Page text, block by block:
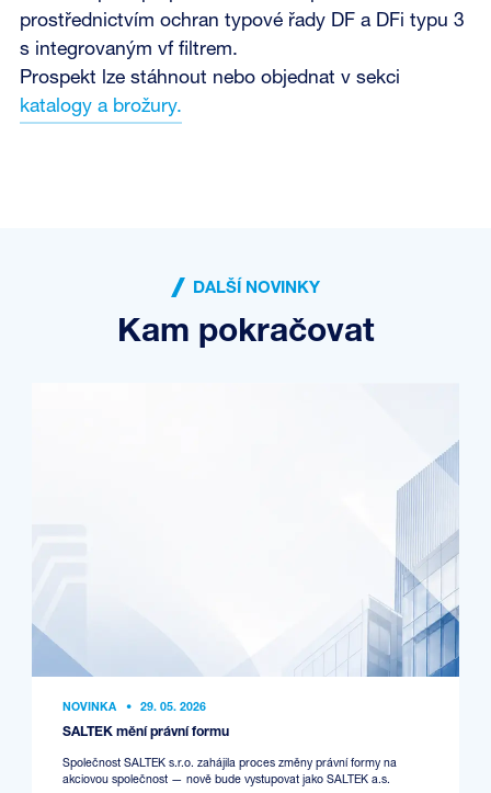
prostřednictvím ochran typové řady DF a DFi typu 3
s integrovaným vf filtrem.
Prospekt lze stáhnout nebo objednat v sekci
katalogy a brožury.
DALŠÍ NOVINKY
Kam pokračovat
NOVINKA • 29. 05. 2026
SALTEK mění právní formu
Společnost SALTEK s.r.o. zahájila proces změny právní formy na
akciovou společnost — nově bude vystupovat jako SALTEK a.s.